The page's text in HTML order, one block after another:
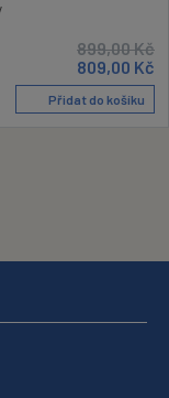
899,00Kč
809,00 Kč
Přidat do košíku